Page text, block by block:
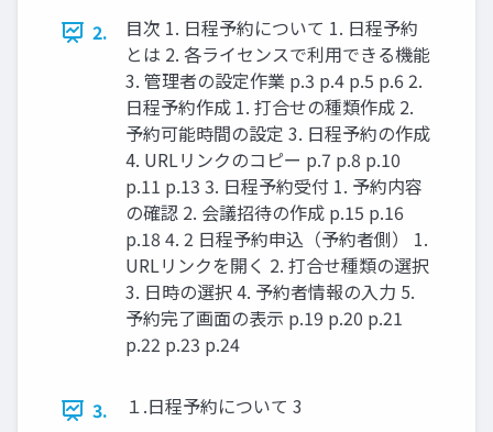
2.
目次 1. 日程予約について 1. 日程予約
とは 2. 各ライセンスで利用できる機能
3. 管理者の設定作業 p.3 p.4 p.5 p.6 2.
日程予約作成 1. 打合せの種類作成 2.
予約可能時間の設定 3. 日程予約の作成
4. URLリンクのコピー p.7 p.8 p.10
p.11 p.13 3. 日程予約受付 1. 予約内容
の確認 2. 会議招待の作成 p.15 p.16
p.18 4. 2 日程予約申込（予約者側） 1.
URLリンクを開く 2. 打合せ種類の選択
3. 日時の選択 4. 予約者情報の入力 5.
予約完了画面の表示 p.19 p.20 p.21
p.22 p.23 p.24
3. １.日程予約について 3